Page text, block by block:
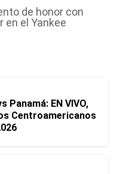
de honor con
en el Yankee
Panamá: EN VIVO,
Centroamericanos